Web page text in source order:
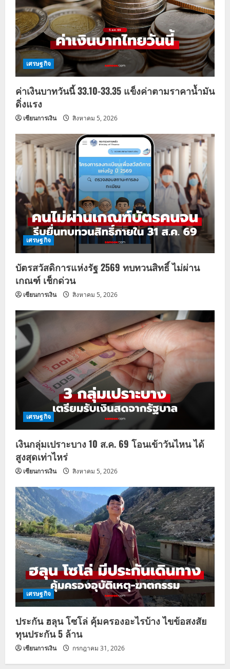
เศรษฐกิจ
ค่าเงินบาทวันนี้ 33.10-33.35 แข็งค่าตามราคาน้ำมัน
ดิ่งแรง
เซียนการเงิน สิงหาคม 5, 2026
เศรษฐกิจ
บัตรสวัสดิการแห่งรัฐ 2569 ทบทวนสิทธิ์ ไม่ผ่าน
เกณฑ์ เช็กด่วน
เซียนการเงิน สิงหาคม 5, 2026
เศรษฐกิจ
เงินกลุ่มเปราะบาง 10 ส.ค. 69 โอนเข้าวันไหน ได้
สูงสุดเท่าไหร่
เซียนการเงิน สิงหาคม 5, 2026
เศรษฐกิจ
ประกัน ฮลุน โซโล่ คุ้มครองอะไรบ้าง ไขข้อสงสัย
ทุนประกัน 5 ล้าน
เซียนการเงิน กรกฎาคม 31, 2026